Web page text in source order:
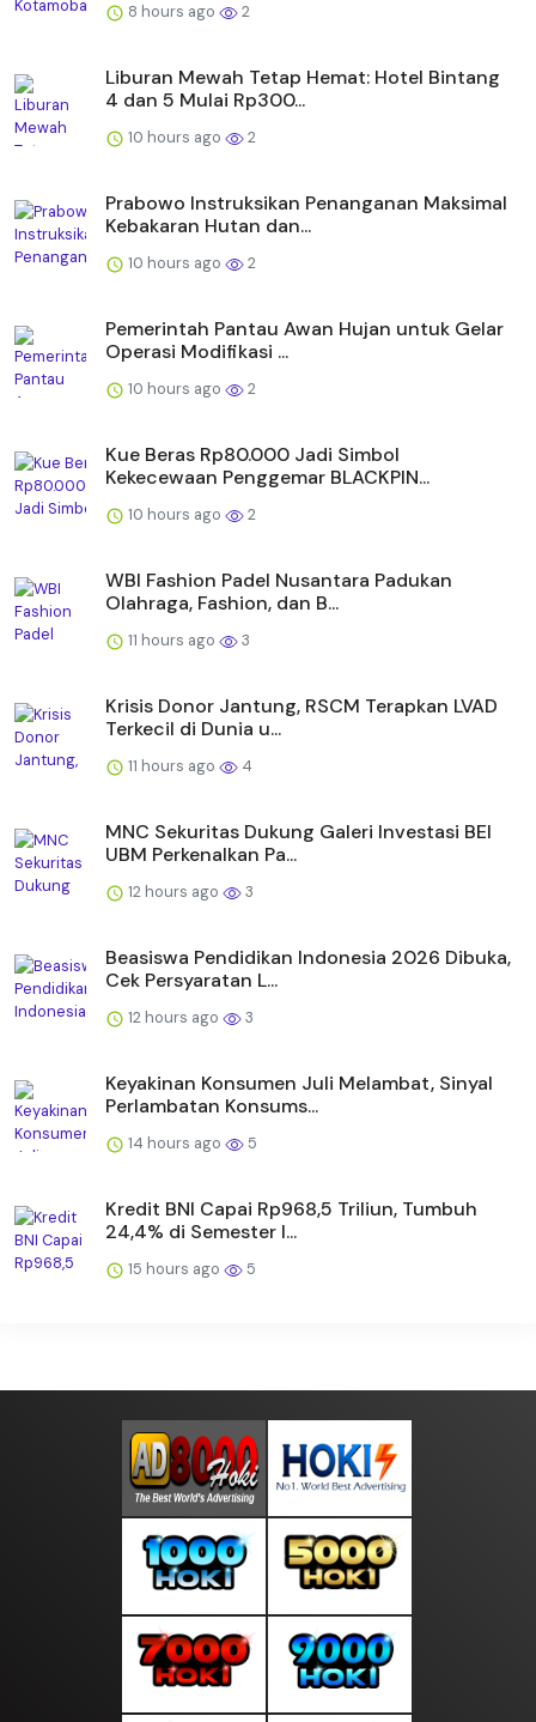
8 hours ago 2
Liburan Mewah Tetap Hemat: Hotel Bintang
4 dan 5 Mulai Rp300...
10 hours ago 2
Prabowo Instruksikan Penanganan Maksimal
Kebakaran Hutan dan...
10 hours ago 2
Pemerintah Pantau Awan Hujan untuk Gelar
Operasi Modifikasi ...
10 hours ago 2
Kue Beras Rp80.000 Jadi Simbol
Kekecewaan Penggemar BLACKPIN...
10 hours ago 2
WBI Fashion Padel Nusantara Padukan
Olahraga, Fashion, dan B...
11 hours ago 3
Krisis Donor Jantung, RSCM Terapkan LVAD
Terkecil di Dunia u...
11 hours ago 4
MNC Sekuritas Dukung Galeri Investasi BEI
UBM Perkenalkan Pa...
12 hours ago 3
Beasiswa Pendidikan Indonesia 2026 Dibuka,
Cek Persyaratan L...
12 hours ago 3
Keyakinan Konsumen Juli Melambat, Sinyal
Perlambatan Konsums...
14 hours ago 5
Kredit BNI Capai Rp968,5 Triliun, Tumbuh
24,4% di Semester I...
15 hours ago 5